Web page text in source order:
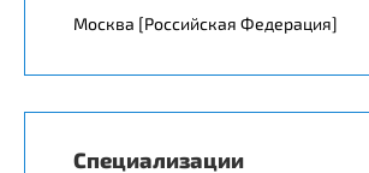
Москва [Российская Федерация]
Специализации